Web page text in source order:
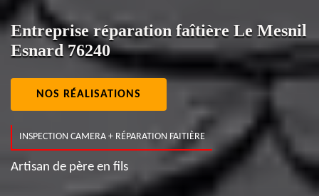
Entreprise réparation faîtière Le Mesnil
Esnard 76240
NOS RÉALISATIONS
INSPECTION CAMERA + RÉPARATION FAITIÈRE
Artisan de père en fils